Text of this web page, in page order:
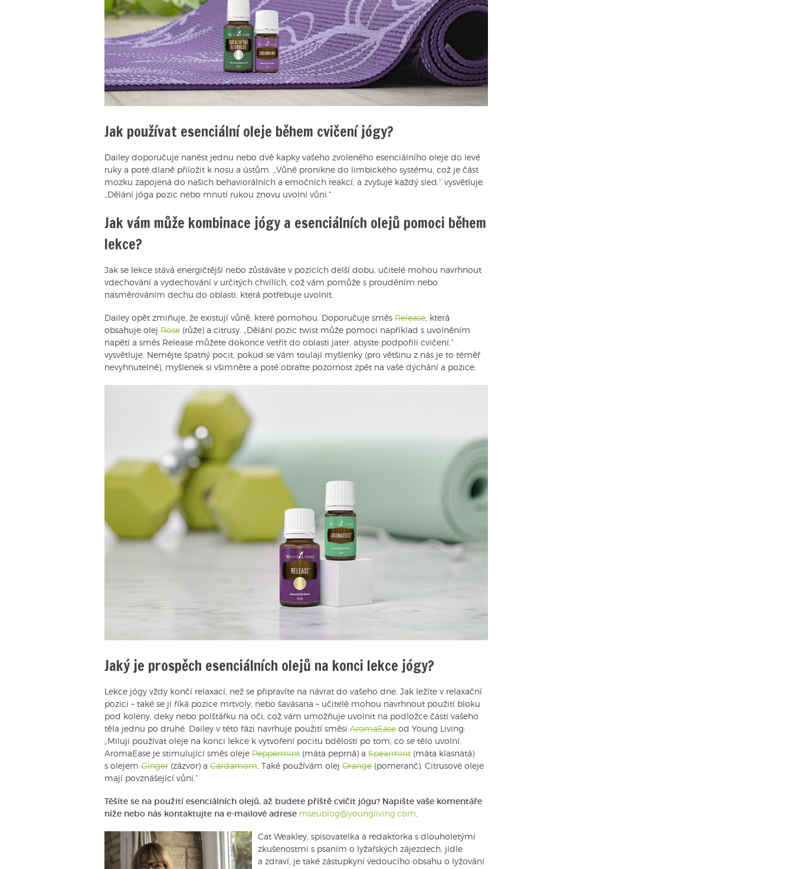
Jak používat esenciální oleje během cvičení jógy?
Dailey doporučuje nanést jednu nebo dvě kapky vašeho zvoleného esenciálního oleje do levé
ruky a poté dlaně přiložit k nosu a ústům. „Vůně pronikne do limbického systému, což je část
mozku zapojená do našich behaviorálních a emočních reakcí, a zvyšuje každý sled,“ vysvětluje.
„Dělání jóga pozic nebo mnutí rukou znovu uvolní vůni.“
Jak vám může kombinace jógy a esenciálních olejů pomoci během
lekce?
Jak se lekce stává energičtější nebo zůstáváte v pozicích delší dobu, učitelé mohou navrhnout
vdechování a vydechování v určitých chvílích, což vám pomůže s prouděním nebo
nasměrováním dechu do oblasti, která potřebuje uvolnit.
Dailey opět zmiňuje, že existují vůně, které pomohou. Doporučuje směs Release , která
obsahuje olej Rose (růže) a citrusy. „Dělání pozic twist může pomoci například s uvolněním
napětí a směs Release můžete dokonce vetřít do oblasti jater, abyste podpořili cvičení,“
vysvětluje. Nemějte špatný pocit, pokud se vám toulají myšlenky (pro většinu z nás je to téměř
nevyhnutelné), myšlenek si všimněte a poté obraťte pozornost zpět na vaše dýchání a pozice.
Jaký je prospěch esenciálních olejů na konci lekce jógy?
Lekce jógy vždy končí relaxací, než se připravíte na návrat do vašeho dne. Jak ležíte v relaxační
pozici – také se jí říká pozice mrtvoly, nebo šavásana – učitelé mohou navrhnout použití bloku
pod koleny, deky nebo polštářku na oči, což vám umožňuje uvolnit na podložce části vašeho
těla jednu po druhé. Dailey v této fázi navrhuje použití směsi AromaEase od Young Living:
„Miluji používat oleje na konci lekce k vytvoření pocitu bdělosti po tom, co se tělo uvolní.
AromaEase je stimulující směs oleje Peppermint (máta peprná) a Spearmint (máta klasnatá)
s olejem Ginger (zázvor) a Cardamom . Také používám olej Orange (pomeranč). Citrusové oleje
mají povznášející vůni.“
Těšíte se na použití esenciálních olejů, až budete příště cvičit jógu? Napište vaše komentáře
níže nebo nás kontaktujte na e-mailové adrese mseublog@youngliving.com
Cat Weakley, spisovatelka a redaktorka s dlouholetými
zkušenostmi s psaním o lyžařských zájezdech, jídle
a zdraví, je také zástupkyní vedoucího obsahu o lyžování